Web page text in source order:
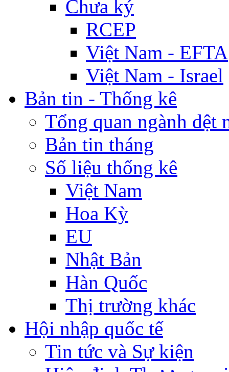
Chưa ký
RCEP
Việt Nam - EFTA
Việt Nam - Israel
Bản tin - Thống kê
Tổng quan ngành dệt
Bản tin tháng
Số liệu thống kê
Việt Nam
Hoa Kỳ
EU
Nhật Bản
Hàn Quốc
Thị trường khác
Hội nhập quốc tế
Tin tức và Sự kiện